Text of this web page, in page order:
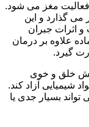
مغز می شود.
می گذارد و این
اثرات جبران
علاوه بر درمان
گیرد.
خلق و خوی
شیمیایی آزاد کند.
بسیار جدی یا